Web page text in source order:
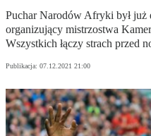
Puchar Narodów Afryki był już
organizujący mistrzostwa
Wszystkich łączy strach przed
Publikacja: 07.12.2021 21:00